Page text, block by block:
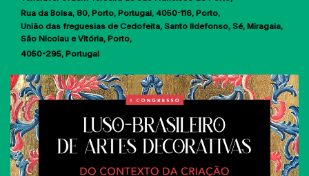
Rua da Bolsa, 80, Porto, Portugal, 4050-116 Porto
União das freguesias de Cedofeita, Santo Ildefonso, Sé, Miragaia,
São Nicolau e Vitória, Porto
4050-295 Portugal